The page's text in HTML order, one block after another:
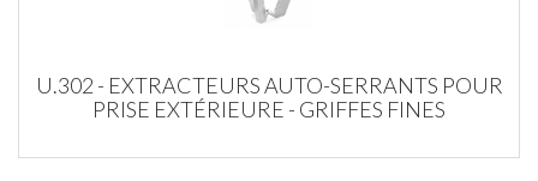
U.302 - EXTRACTEURS AUTO-SERRANTS POUR
PRISE EXTÉRIEURE - GRIFFES FINES